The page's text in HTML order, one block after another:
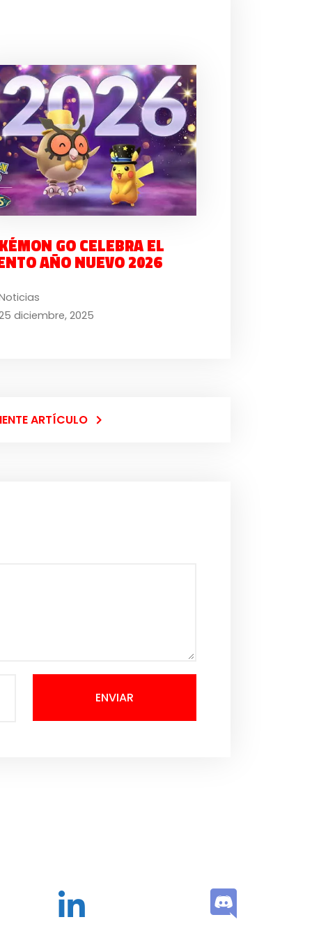
GO CELEBRA EL
AÑO NUEVO 2026
diciembre, 2025
ARTÍCULO
ENVIAR